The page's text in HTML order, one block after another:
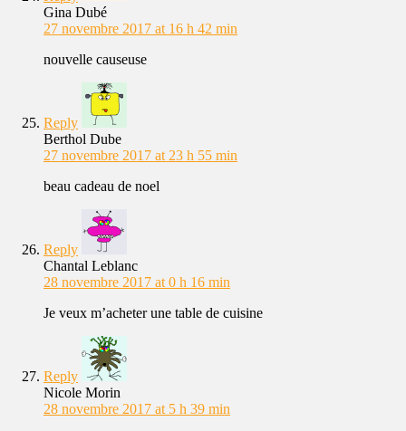
Gina Dubé
27 novembre 2017 at 16 h 42 min
nouvelle causeuse
Reply
Berthol Dube
27 novembre 2017 at 23 h 55 min
beau cadeau de noel
Reply
Chantal Leblanc
28 novembre 2017 at 0 h 16 min
Je veux m’acheter une table de cuisine
Reply
Nicole Morin
28 novembre 2017 at 5 h 39 min